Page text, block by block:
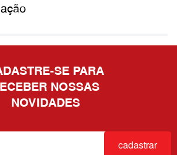
SE PARA
NOSSAS
NOVIDADES
cadastrar